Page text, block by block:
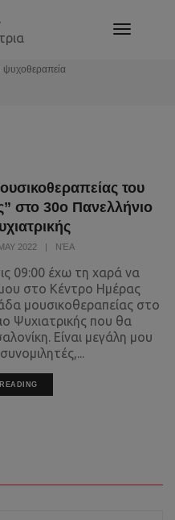
Toggle
ψυχοθεραπεία
του
στο 30ο Πανελλήνιο
2022 | ΝΈΑ
09:00 έχω τη χαρά να
στο Κέντρο Ημέρας
μουσικοθεραπείας στο
Ψυχιατρικής που θα
Είναι μεγάλη μου